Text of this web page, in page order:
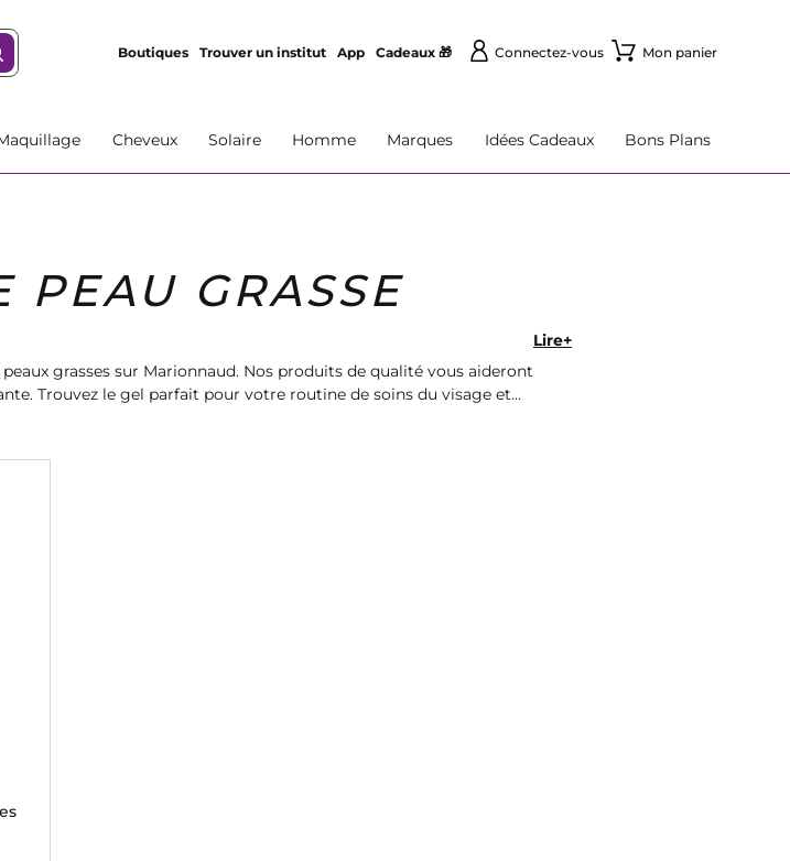
Boutiques Trouver un institut App Cadeaux 🎁 Connectez-vous Mon panier
Cheveux Solaire Homme Marques Idées Cadeaux Bons Plans
PEAU GRASSE
grasses sur Marionnaud. Nos produits de qualité vous aideront
Trouvez le gel parfait pour votre routine de soins du visage et
Lire+